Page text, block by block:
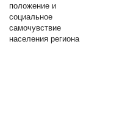
положение и
социальное
самочувствие
населения региона